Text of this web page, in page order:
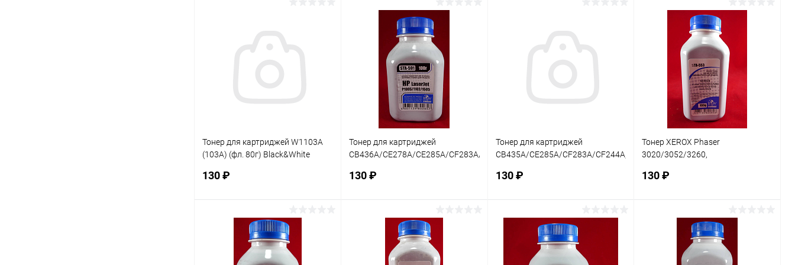
В корзину
Купить в 1 клик Сравнение
В избранное В наличии
В корзину
Купить в 1 клик Сравнение
В избранное В наличии
Тонер для картриджей W1103A
(103A) (фл. 80г) Black&White
130 ₽
В корзину
Купить в 1 клик Сравнение
Тонер для картриджей
CB436A/CE278A/CE285A/CF283A/CF283X,
Black&White
130 ₽
В корзину
Купить в 1 клик Сравнение
Тонер для картриджей
CB435A/CE285A/CF283A/CF244A,CRG-
совместимых) (фл. 10
130 ₽
В корзину
Купить в 1 клик Сравнение
Тонер XEROX Phaser
3020/3052/3260,
(фл. 100г) Black&White Standart
130 ₽
В корзину
Купить в 1 клик Сравнение